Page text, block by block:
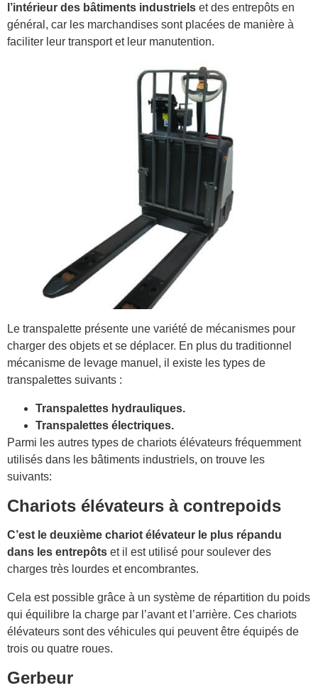
l’intérieur des bâtiments industriels et des entrepôts en
général, car les marchandises sont placées de manière à
faciliter leur transport et leur manutention.
Le transpalette présente une variété de mécanismes pour
charger des objets et se déplacer. En plus du traditionnel
mécanisme de levage manuel, il existe les types de
transpalettes suivants :
Transpalettes hydrauliques.
Transpalettes électriques.
Parmi les autres types de chariots élévateurs fréquemment
utilisés dans les bâtiments industriels, on trouve les
suivants:
Chariots élévateurs à contrepoids
C’est le deuxième chariot élévateur le plus répandu
dans les entrepôts et il est utilisé pour soulever des
charges très lourdes et encombrantes.
Cela est possible grâce à un système de répartition du poids
qui équilibre la charge par l’avant et l’arrière. Ces chariots
élévateurs sont des véhicules qui peuvent être équipés de
trois ou quatre roues.
Gerbeur